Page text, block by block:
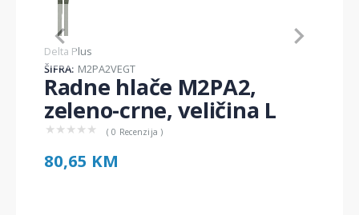
Item
1
of
1
Delta Plus
ŠIFRA: M2PA2VEGT
Radne hlače M2PA2,
zeleno-crne, veličina L
★ ★ ★ ★ ★ ( 0 Recenzija )
80,65 KM